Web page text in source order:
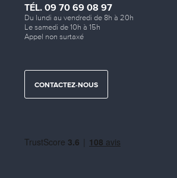
TÉL. 09 70 69 08 97
Du lundi au vendredi de 8h à 20h
Le samedi de 10h à 15h
Appel non surtaxé
CONTACTEZ-NOUS